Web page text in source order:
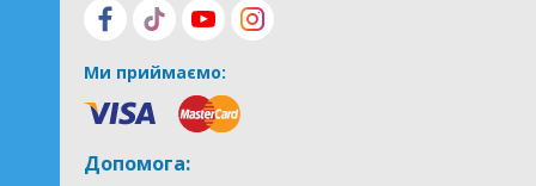
Ми приймаємо:
Допомога: